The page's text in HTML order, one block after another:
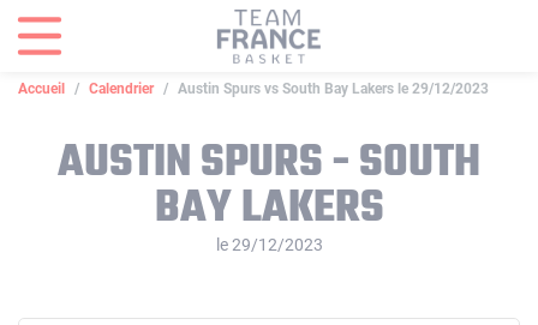
Accueil Calendrier Austin Spurs vs South Bay Lakers le 29/12/2023
AUSTIN SPURS - SOUTH
BAY LAKERS
le 29/12/2023
Panneau de gestion des cookies